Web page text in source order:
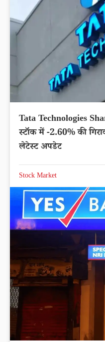
Tata Technologies
स्टॉक में -2.60% की
लेटेस्ट अपडेट
Stock Market